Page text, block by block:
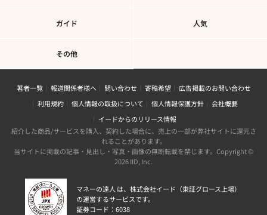
ガイド 人気
その他
著者一覧 報道関係者様へ 問い合わせ 寄稿希望
広告掲載のお問い合わせ
利用規約
個人情報の取扱について 個人情報保護方針
会社概要
イードからのリリース情報
紹介した商品/サービスを購入、契約した場合に、売上の一部が弊社サイトに還元さ
れることがあります。
当サイトに掲載の記事・見出し・写真・画像の無断転載を禁じます。Copyright ©
2026 IID, Inc.
マネーの達人 は、株式会社イード（東証グロース上場）
の運営するサービスです。
証券コード：6038